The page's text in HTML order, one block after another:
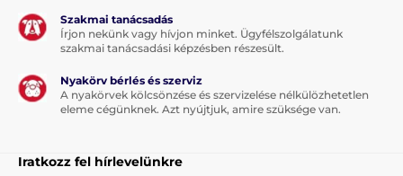
Szakmai tanácsadás
Írjon nekünk vagy hívjon minket. Ügyfélszolgálatunk
szakmai tanácsadási képzésben részesült.
Nyakörv bérlés és szerviz
A nyakörvek kölcsönzése és szervizelése nélkülözhetetlen
eleme cégünknek. Azt nyújtjuk, amire szüksége van.
Iratkozz fel hírlevelünkre